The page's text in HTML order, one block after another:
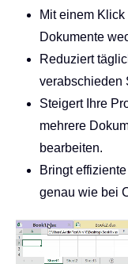
Mit einem
Dokumente
Reduziert
verabschieden
Steigert Ihre
mehrere
bearbeiten.
Bringt
genau wie bei